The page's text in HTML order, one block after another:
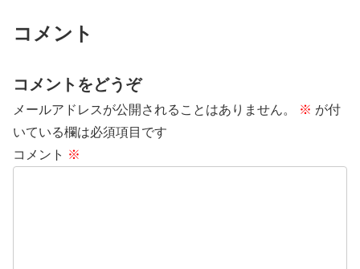
コメント
コメントをどうぞ
メールアドレスが公開されることはありません。 ※ が付
いている欄は必須項目です
コメント ※